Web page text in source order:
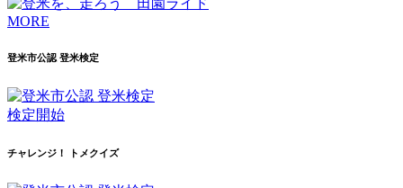
MORE
登米市公認 登米検定
検定開始
チャレンジ！ トメクイズ